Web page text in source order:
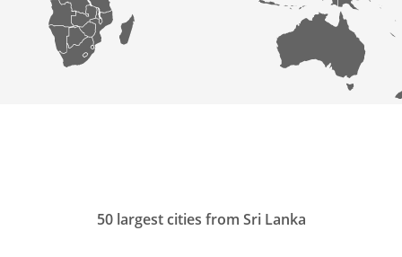
50 largest cities from Sri Lanka